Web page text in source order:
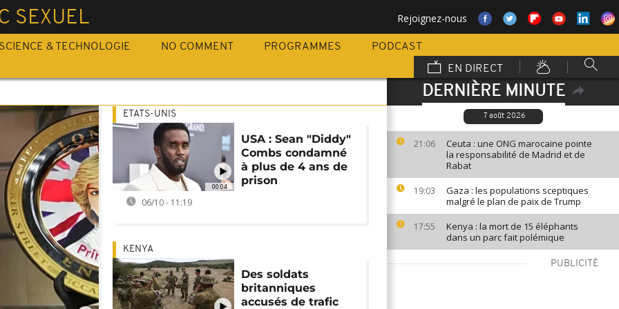
SEXUEL Rejoignez-nous
SCIENCE & TECHNOLOGIE NO COMMENT PROGRAMMES
PODCAST
EN DIRECT
DERNIÈRE MINUTE
7 août 2026
21:06
Ceuta : une ONG marocaine pointe
la responsabilité de Madrid et de
Rabat
19:03
Gaza : les populations sceptiques
malgré le plan de paix de Trump
17:55
Kenya : la mort de 15 éléphants
dans un parc fait polémique
PUBLICITÉ
00:04
ETATS-UNIS
USA : Sean "Diddy"
Combs condamné
à plus de 4 ans de
prison
06/10 - 11:19
KENYA
Des soldats
britanniques
accusés de trafic